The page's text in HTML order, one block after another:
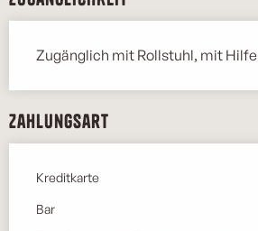
Zugänglich mit Rollstuhl, mit Hilfe
Zahlungsart
Kreditkarte
Bar